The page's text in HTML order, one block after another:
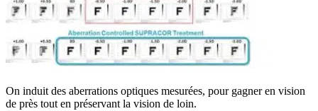
On induit des aberrations optiques mesurées, pour gagner en vision
de près tout en préservant la vision de loin.